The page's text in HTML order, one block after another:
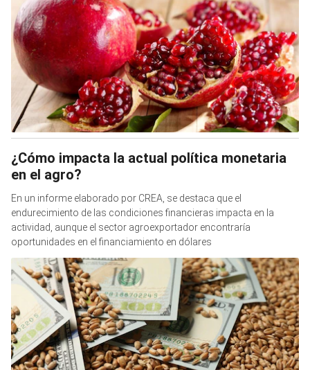
¿Cómo impacta la actual política monetaria
en el agro?
En un informe elaborado por CREA, se destaca que el
endurecimiento de las condiciones financieras impacta en la
actividad, aunque el sector agroexportador encontraría
oportunidades en el financiamiento en dólares